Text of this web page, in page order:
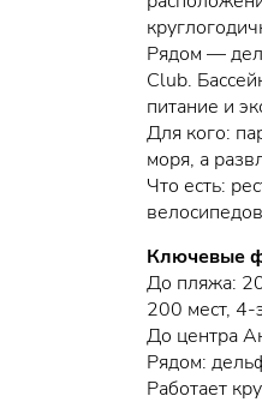
Рядом —
Club.
питание и
Для кого:
моря, а
Что есть:
Ключевые
До пляжа:
200 мест, 4-
До центра
Рядом:
Работает